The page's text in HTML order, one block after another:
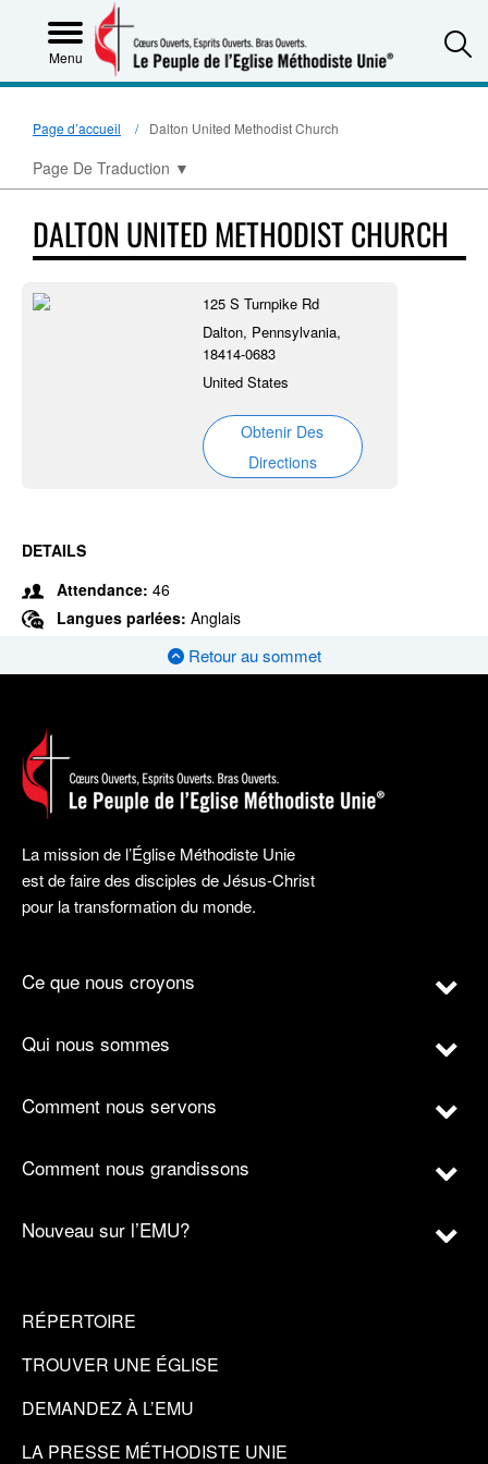
Menu
Page d’accueil Dalton United Methodist Church
Page De Traduction ▼
DALTON UNITED METHODIST CHURCH
125 S Turnpike Rd
Dalton, Pennsylvania,
18414-0683
United States
Obtenir Des
Directions
DETAILS
Attendance: 46
Langues parlées: Anglais
Retour au sommet
La mission de l’Église Méthodiste Unie
est de faire des disciples de Jésus-Christ
pour la transformation du monde.
Ce que nous croyons
Qui nous sommes
Comment nous servons
Comment nous grandissons
Nouveau sur l’EMU?
RÉPERTOIRE
TROUVER UNE ÉGLISE
DEMANDEZ À L’EMU
LA PRESSE MÉTHODISTE UNIE